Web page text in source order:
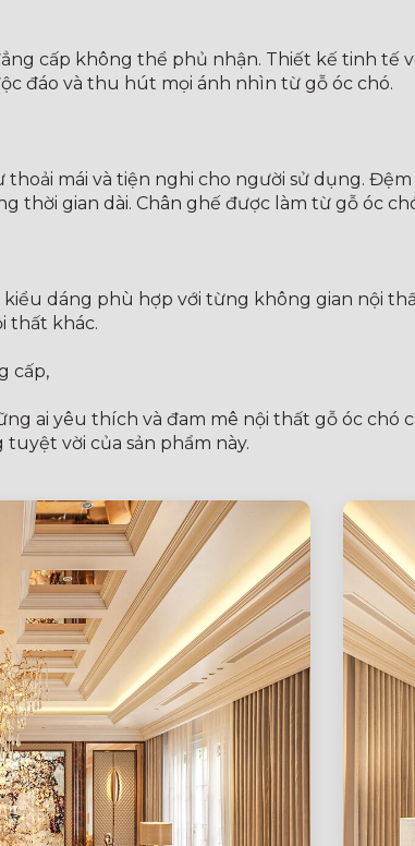
cấp không thể phủ nhận. Thiết kế tinh
đáo và thu hút mọi ánh nhìn từ gỗ óc chó.
mái và tiện nghi cho người sử dụng.
thời gian dài. Chân ghế được làm từ gỗ óc
dáng phù hợp với từng không gian nội
thất khác.
cấp,
ai yêu thích và đam mê nội thất gỗ óc chó
vời của sản phẩm này.